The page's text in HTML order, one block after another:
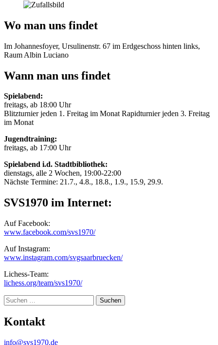
Wo man uns findet
Im Johannesfoyer, Ursulinenstr. 67 im Erdgeschoss hinten links,
Raum Albin Luciano
Wann man uns findet
Spielabend:
freitags, ab 18:00 Uhr
Blitzturnier jeden 1. Freitag im Monat Rapidturnier jeden 3. Freitag
im Monat
Jugendtraining:
freitags, ab 17:00 Uhr
Spielabend i.d. Stadtbibliothek:
dienstags, alle 2 Wochen, 19:00-22:00
Nächste Termine: 21.7., 4.8., 18.8., 1.9., 15.9, 29.9.
SVS1970 im Internet:
Auf Facebook:
www.facebook.com/svs1970/
Auf Instagram:
www.instagram.com/svgsaarbruecken/
Lichess-Team:
lichess.org/team/svs1970/
Suche
Kontakt
info@svs1970.de